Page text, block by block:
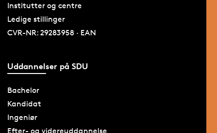
Institutter og centre
Ledige stillinger
CVR-NR: 29283958 · EAN
Uddannelser på SDU
Bachelor
Kandidat
Ingeniør
Efter- og videreuddannelse